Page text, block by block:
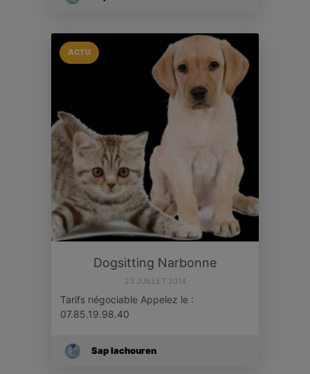
ACTU
Dogsitting Narbonne
23 JUILLET 2014
Tarifs négociable Appelez le :
07.85.19.98.40
Sap Iachouren